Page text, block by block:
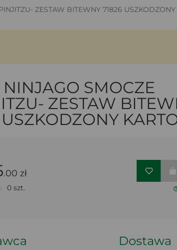
ZESTAW BITEWNY 71826
NINJAGO SMOCZE
ZESTAW
.00 zł
0 szt.
Dostawa